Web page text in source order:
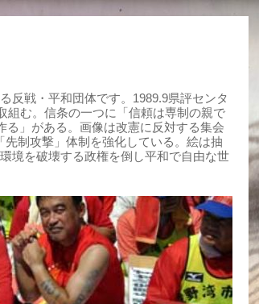
反戦・平和団体です。1989.9県評センタ
組む。信条の一つに「信頼は専制の親で
」がある。画像は改憲に反対する集会
制攻撃」体制を強化している。絵は抽
境を破壊する政権を倒し平和で自由な世